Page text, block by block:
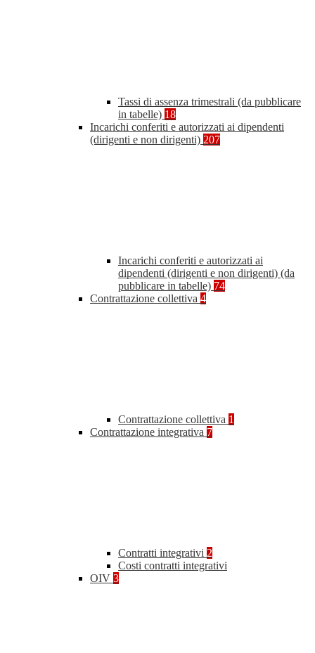
Tassi di assenza trimestrali (da pubblicare
in tabelle) 18
Incarichi conferiti e autorizzati ai dipendenti
(dirigenti e non dirigenti) 207
Incarichi conferiti e autorizzati ai
dipendenti (dirigenti e non dirigenti) (da
pubblicare in tabelle) 74
Contrattazione collettiva 4
Contrattazione collettiva 1
Contrattazione integrativa 7
Contratti integrativi 2
Costi contratti integrativi
OIV 3